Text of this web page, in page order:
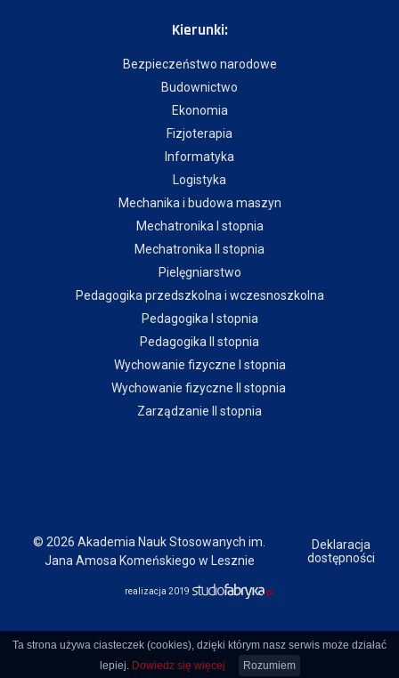
Kierunki:
Bezpieczeństwo narodowe
Budownictwo
Ekonomia
Fizjoterapia
Informatyka
Logistyka
Mechanika i budowa maszyn
Mechatronika I stopnia
Mechatronika II stopnia
Pielęgniarstwo
Pedagogika przedszkolna i wczesnoszkolna
Pedagogika I stopnia
Pedagogika II stopnia
Wychowanie fizyczne I stopnia
Wychowanie fizyczne II stopnia
Zarządzanie II stopnia
© 2026 Akademia Nauk Stosowanych im.
Jana Amosa Komeńskiego w Lesznie
Deklaracja
dostępności
realizacja 2019
Ta strona używa ciasteczek (cookies), dzięki którym nasz serwis może działać
lepiej. Dowiedz się więcej Rozumiem